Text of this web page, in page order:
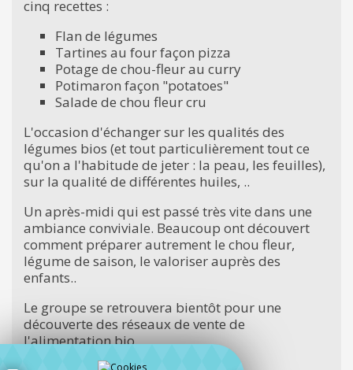
cinq recettes :
Flan de légumes
Tartines au four façon pizza
Potage de chou-fleur au curry
Potimaron façon "potatoes"
Salade de chou fleur cru
L'occasion d'échanger sur les qualités des
légumes bios (et tout particulièrement tout ce
qu'on a l'habitude de jeter : la peau, les feuilles),
sur la qualité de différentes huiles, ..
Un après-midi qui est passé très vite dans une
ambiance conviviale. Beaucoup ont découvert
comment préparer autrement le chou fleur,
légume de saison, le valoriser auprès des
enfants..
Le groupe se retrouvera bientôt pour une
découverte des réseaux de vente de
l'alimentation bio.